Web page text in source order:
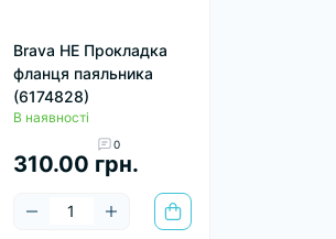
Brava HE Прокладка
фланця паяльника
(6174828)
В наявності
0
310.00 грн.